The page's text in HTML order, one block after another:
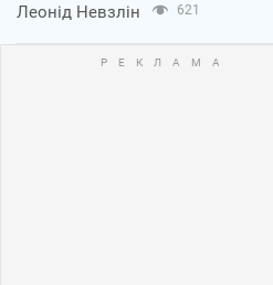
Леонід Невзлін 621